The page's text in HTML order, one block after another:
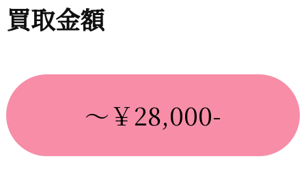
買取金額
～￥28,000-